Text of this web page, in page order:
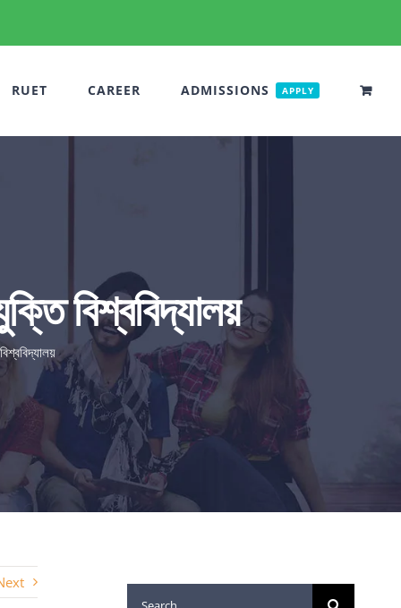
RUET CAREER ADMISSIONS APPLY
বিশ্ববিদ্যালয়
Search